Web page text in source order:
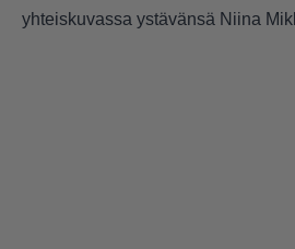
yhteiskuvassa ystävänsä Niina